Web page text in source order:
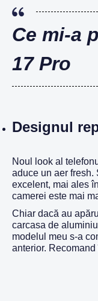
Ce mi-a
17 Pro
Designul
Noul look al
aduce un aer fresh.
excelent, mai ales
camerei este mai
Chiar dacă au
carcasa de
modelul meu s-a
anterior.